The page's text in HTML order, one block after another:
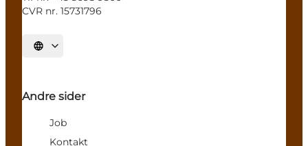
CVR nr. 15731796
Vælg sprog
Andre sider
Job
Kontakt